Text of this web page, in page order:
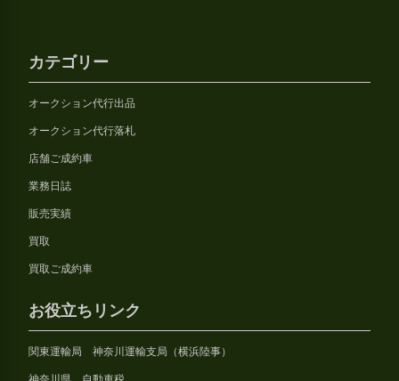
カテゴリー
オークション代行出品
オークション代行落札
店舗ご成約車
業務日誌
販売実績
買取
買取ご成約車
お役立ちリンク
関東運輸局 神奈川運輸支局（横浜陸事）